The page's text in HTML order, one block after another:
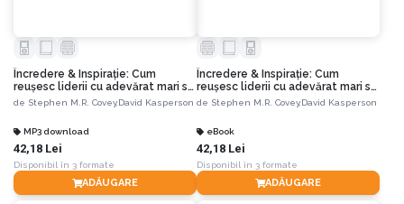
Încredere & Inspirație: Cum
reușesc liderii cu adevărat mari să
descopere măreția în semenii lor
de Stephen M.R. Covey,David Kasperson
MP3 download
42,18 Lei
Disponibil în 3 formate
ADĂUGARE
Încredere & Inspirație: Cum
reușesc liderii cu adevărat mari să
descopere măreția în semenii lor
de Stephen M.R. Covey,David Kasperson
eBook
42,18 Lei
Disponibil în 3 formate
ADĂUGARE